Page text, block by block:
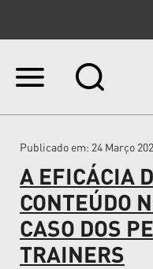
Ir
Ir
navegação
Publicado em: 24 Março
A EFICÁCIA
CONTEÚDO
CASO DOS
TRAINERS